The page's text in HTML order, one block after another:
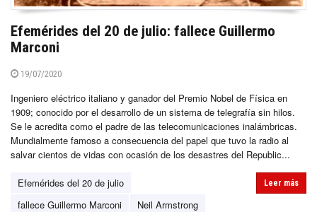
Efemérides del 20 de julio: fallece Guillermo
Marconi
19/07/2020
Ingeniero eléctrico italiano y ganador del Premio Nobel de Física en
1909; conocido por el desarrollo de un sistema de telegrafía sin hilos.
Se le acredita como el padre de las telecomunicaciones inalámbricas.
Mundialmente famoso a consecuencia del papel que tuvo la radio al
salvar cientos de vidas con ocasión de los desastres del Republic...
Efemérides del 20 de julio
fallece Guillermo Marconi
Neil Armstrong
Leer más